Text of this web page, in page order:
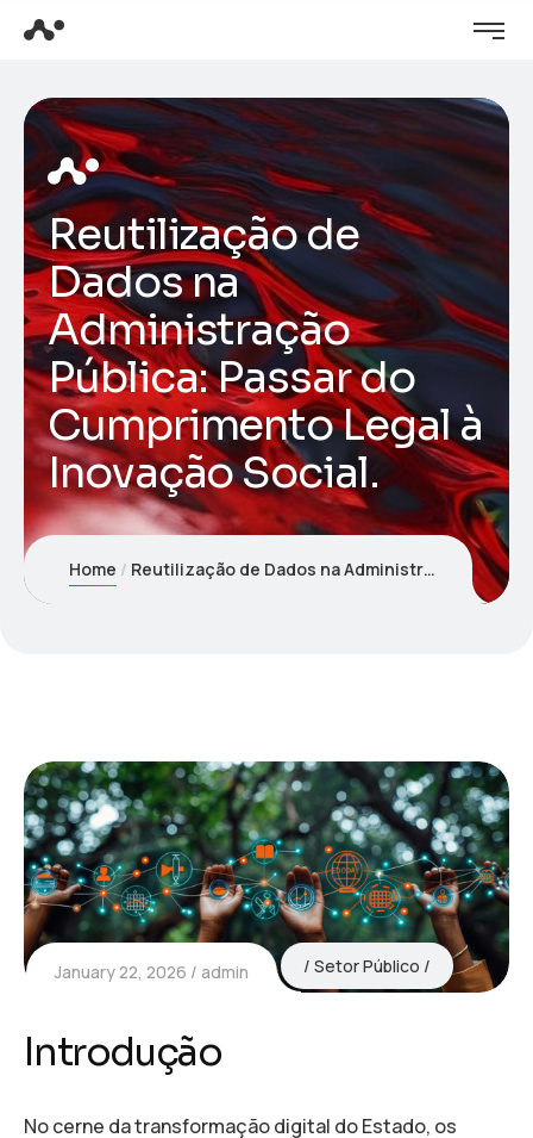
Reutilização de
Dados na
Administração
Pública: Passar do
Cumprimento Legal à
Inovação Social.
Home Reutilização de Dados na Administração Pública: Passar do Cumprimento Legal à Inovação Social.
January 22, 2026 admin Setor Público
Introdução
No cerne da transformação digital do Estado, os